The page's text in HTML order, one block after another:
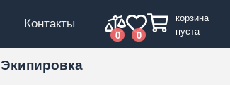
Контакты
0 0
корзина
пуста
Экипировка